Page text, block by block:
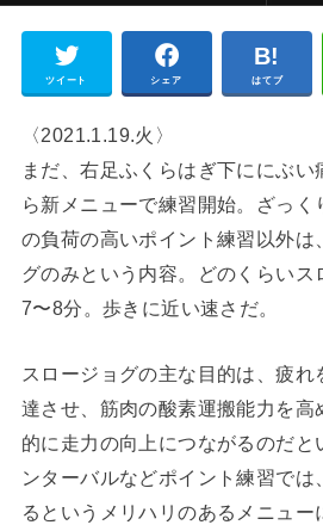
ツイート シェア はてブ
〈2021.1.19.火〉
まだ、右足ふくらはぎ下ににぶ
ら新メニューで練習開始。ざっく
の負荷の高いポイント練習以外は
グのみという内容。どのくらいス
7〜8分。歩きに近い速さだ。
スロージョグの主な目的は、疲れ
達させ、筋肉の酸素運搬能力を高
的に走力の向上につながるのだと
ンターバルなどポイント練習では
るというメリハリのあるメニュー